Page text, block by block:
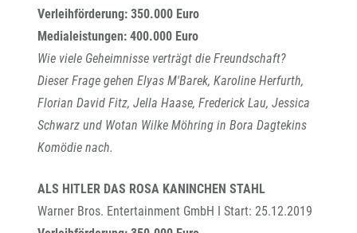
Verleihförderung: 350.000 Euro
Medialeistungen: 400.000 Euro
Wie viele Geheimnisse verträgt die Freundschaft?
Dieser Frage gehen Elyas M'Barek, Karoline Herfurth,
Florian David Fitz, Jella Haase, Frederick Lau, Jessica
Schwarz und Wotan Wilke Möhring in Bora Dagtekins
Komödie nach.
ALS HITLER DAS ROSA KANINCHEN STAHL
Warner Bros. Entertainment GmbH I Start: 25.12.2019